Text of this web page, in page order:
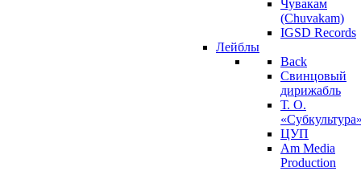
Чувакам
(Chuvakam)
IGSD Records
Лейблы
Back
Свинцовый
дирижабль
Т. О.
ЦУП
Am Media
Production